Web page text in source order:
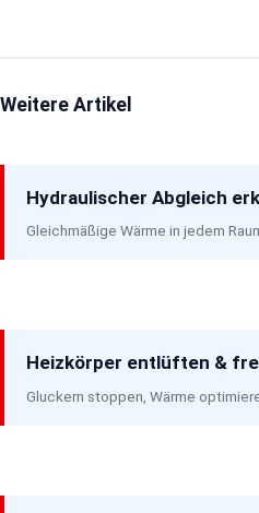
Weitere Artikel
Hydraulischer Abgleich
Gleichmäßige Wärme in jedem
Heizkörper entlüften &
Gluckern stoppen, Wärme